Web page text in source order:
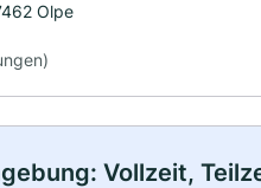
Olpe
Vollzeit,